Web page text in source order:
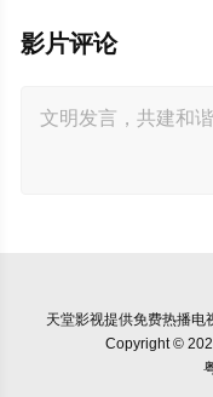
影片评论
天堂影视提供免费热播电
Copyright ©